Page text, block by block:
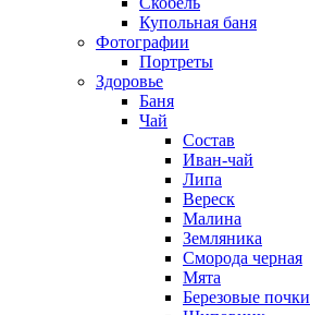
Купольная баня
Фотографии
Портреты
Здоровье
Баня
Чай
Состав
Иван-чай
Липа
Вереск
Малина
Земляника
Сморода черная
Мята
Березовые почки